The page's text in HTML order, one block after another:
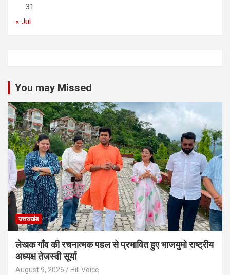
31
« Jul
You may Missed
उत्तराखंड
लेखक गाँव की रचनात्मक पहल से प्रभावित हुए भाजयुमो राष्ट्रीय
अध्यक्ष तेजस्वी सूर्या
August 9, 2026 Hill Voice